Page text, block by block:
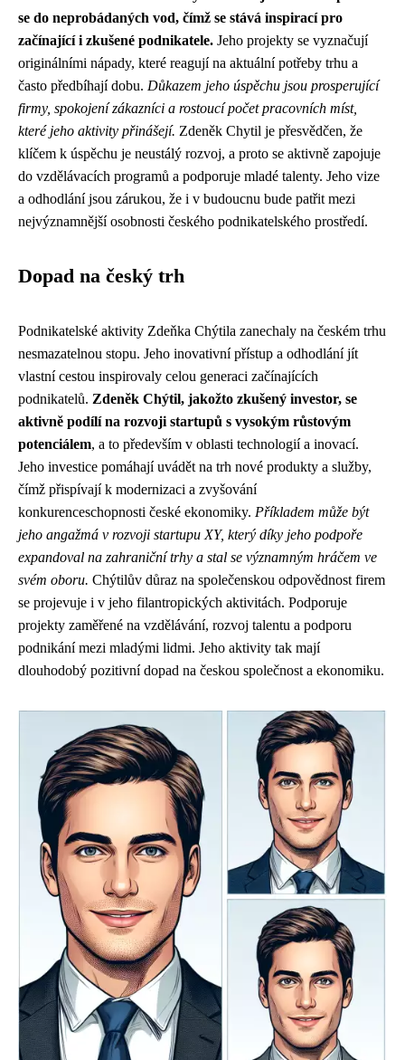
se do neprobádaných vod, čímž se stává inspirací pro
začínající i zkušené podnikatele. Jeho projekty se vyznačují
originálními nápady, které reagují na aktuální potřeby trhu a
často předbíhají dobu. Důkazem jeho úspěchu jsou prosperující
firmy, spokojení zákazníci a rostoucí počet pracovních míst,
které jeho aktivity přinášejí. Zdeněk Chytil je přesvědčen, že
klíčem k úspěchu je neustálý rozvoj, a proto se aktivně zapojuje
do vzdělávacích programů a podporuje mladé talenty. Jeho vize
a odhodlání jsou zárukou, že i v budoucnu bude patřit mezi
nejvýznamnější osobnosti českého podnikatelského prostředí.
Dopad na český trh
Podnikatelské aktivity Zdeňka Chýtila zanechaly na českém trhu
nesmazatelnou stopu. Jeho inovativní přístup a odhodlání jít
vlastní cestou inspirovaly celou generaci začínajících
podnikatelů. Zdeněk Chýtil, jakožto zkušený investor, se
aktivně podílí na rozvoji startupů s vysokým růstovým
potenciálem, a to především v oblasti technologií a inovací.
Jeho investice pomáhají uvádět na trh nové produkty a služby,
čímž přispívají k modernizaci a zvyšování
konkurenceschopnosti české ekonomiky. Příkladem může být
jeho angažmá v rozvoji startupu XY, který díky jeho podpoře
expandoval na zahraniční trhy a stal se významným hráčem ve
svém oboru. Chýtilův důraz na společenskou odpovědnost firem
se projevuje i v jeho filantropických aktivitách. Podporuje
projekty zaměřené na vzdělávání, rozvoj talentu a podporu
podnikání mezi mladými lidmi. Jeho aktivity tak mají
dlouhodobý pozitivní dopad na českou společnost a ekonomiku.